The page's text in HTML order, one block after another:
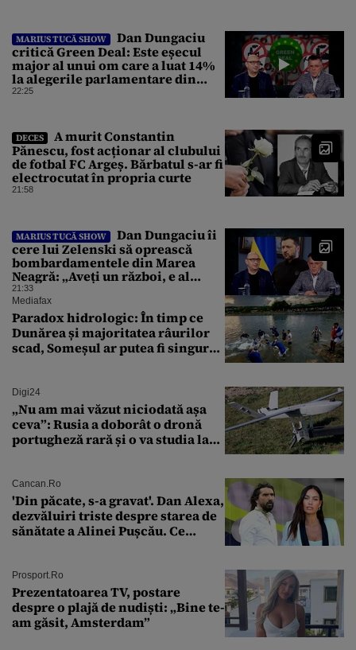
MARIUS TUCĂ SHOW
Dan Dungaciu
critică Green Deal: Este eșecul
major al unui om care a luat 14%
la alegerile parlamentare din
Olanda
22:25
DECES
A murit Constantin
Pănescu, fost acționar al clubului
de fotbal FC Argeș. Bărbatul s-ar fi
electrocutat în propria curte
21:58
MARIUS TUCĂ SHOW
Dan Dungaciu îi
cere lui Zelenski să oprească
bombardamentele din Marea
Neagră: „Aveți un război, e al
vostru, dar lăsați restul să
circule”
21:33
Mediafax
Paradox hidrologic: În timp ce
Dunărea și majoritatea râurilor
scad, Someșul ar putea fi singurul
Digi24
„Nu am mai văzut niciodată așa
ceva”: Rusia a doborât o dronă
portugheză rară și o va studia la
Cancan.ro
'Din păcate, s-a gravat'. Dan Alexa,
dezvăluiri triste despre starea de
sănătate a Alinei Pușcău. Ce
Prosport.ro
Prezentatoarea TV, postare
despre o plajă de nudiști: „Bine te-
am găsit, Amsterdam”